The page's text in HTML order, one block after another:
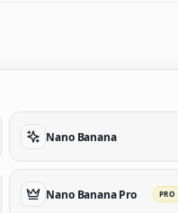
Nano Banana
Nano Banana Pro PRO